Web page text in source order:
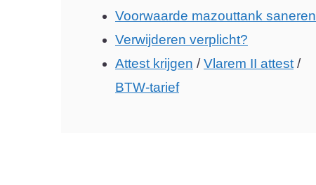
Voorwaarde mazouttank saneren
Verwijderen verplicht?
Attest krijgen /Vlarem II attest /
BTW-tarief